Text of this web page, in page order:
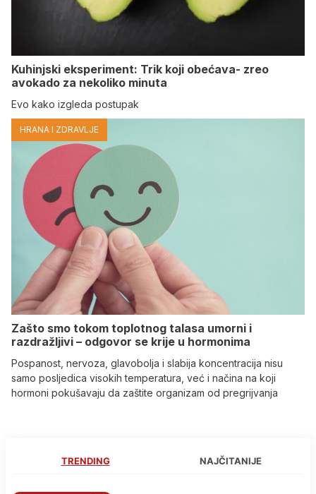
Kuhinjski eksperiment: Trik koji obećava- zreo
avokado za nekoliko minuta
Evo kako izgleda postupak
HRANA I ZDRAVLJE
Zašto smo tokom toplotnog talasa umorni i
razdražljivi – odgovor se krije u hormonima
Pospanost, nervoza, glavobolja i slabija koncentracija nisu
samo posljedica visokih temperatura, već i načina na koji
hormoni pokušavaju da zaštite organizam od pregrijvanja
TRENDING NAJČITANIJE